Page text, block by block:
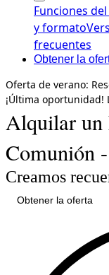
Funciones
y formato
frecuentes
Obtener la
Oferta de verano:
¡Última oportunidad!
Alquilar un
Comunión
Creamos
Obtener la oferta